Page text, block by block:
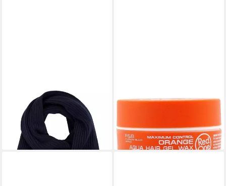
Strickschal COTTON BLEND
LOGO
59,95 €
lieferbar - in 1-2 Werktagen bei dir
Haarwachs RED ONE Aqua
(26,60 €/ 1.000 g)
lieferbar - in 2-3 Werktagen bei dir